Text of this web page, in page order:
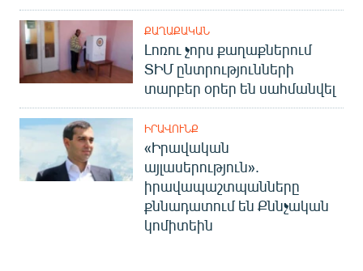
ՔԱՂԱՔԱԿԱՆ
Լոռու չորս քաղաքներում
ՏԻՄ ընտրությունների
տարբեր օրեր են սահմանվել
ԻՐԱՎՈՒՆՔ
«Իրավական
այլասերություն».
իրավապաշտպանները
քննադատում են Քննչական
կոմիտեին